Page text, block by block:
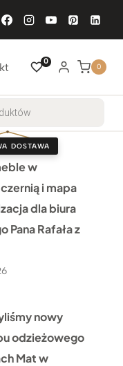
0
0
DOSTAWA
w
i mapa
dla biura
Rafała z
nowy
odzieżowego
Mat w